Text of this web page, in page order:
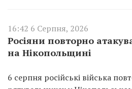
16:42 6 Серпня, 2026
Росіяни повторно
на Нікопольщині
6 серпня російські війська